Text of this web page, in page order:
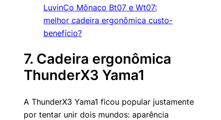
LuvinCo Mônaco Bt07 e Wt07:
melhor cadeira ergonômica custo-
benefício?
7. Cadeira ergonômica
ThunderX3 Yama1
A ThunderX3 Yama1 ficou popular justamente
por tentar unir dois mundos: aparência